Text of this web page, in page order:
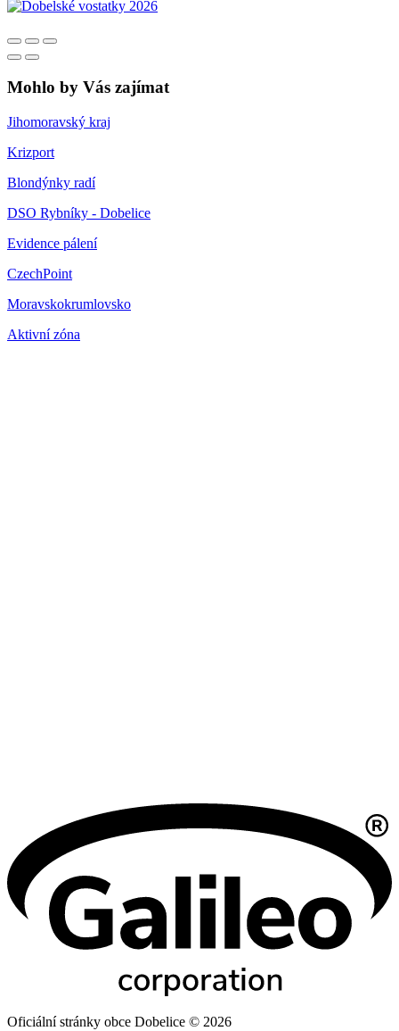
Mohlo by Vás zajímat
Jihomoravský kraj
Krizport
Blondýnky radí
DSO Rybníky - Dobelice
Evidence pálení
CzechPoint
Moravskokrumlovsko
Aktivní zóna
Oficiální stránky obce Dobelice © 2026